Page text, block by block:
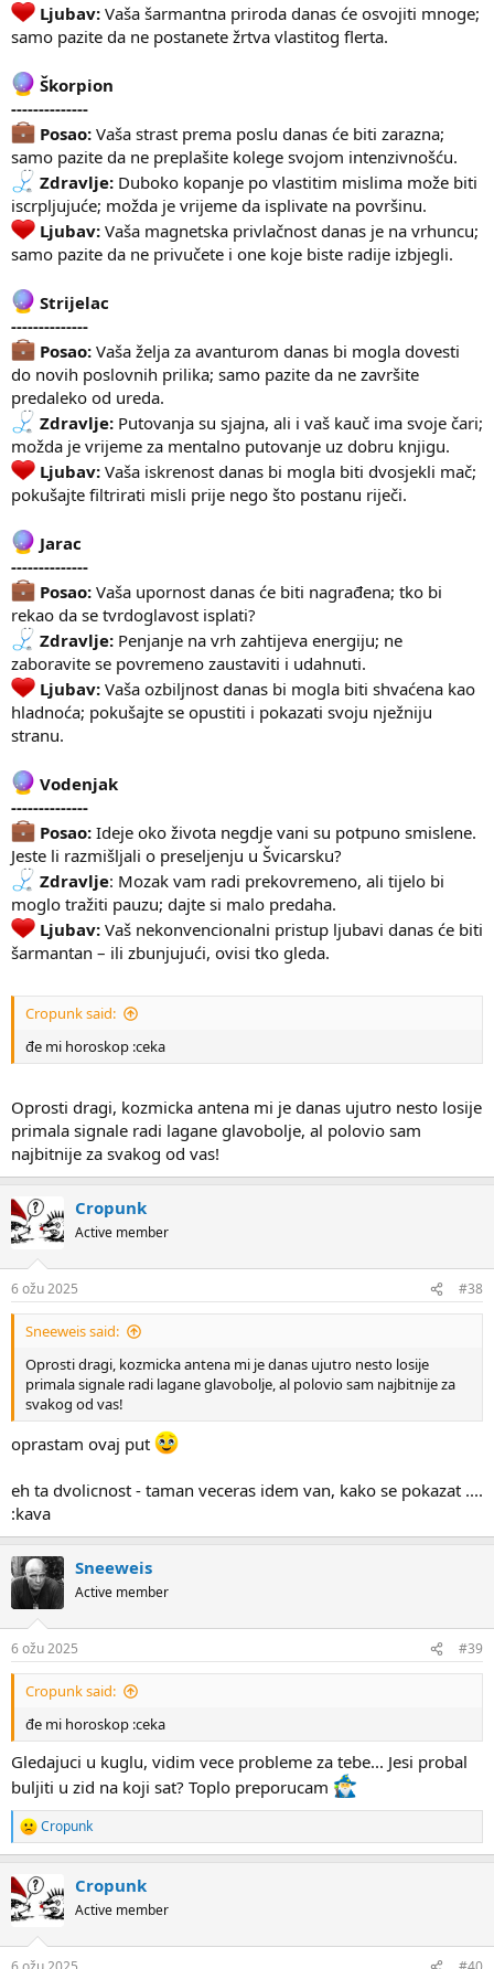
Ljubav: Vaša šarmantna priroda danas će osvojiti mnoge;
samo pazite da ne postanete žrtva vlastitog flerta.
Škorpion
--------------
Posao: Vaša strast prema poslu danas će biti zarazna;
samo pazite da ne preplašite kolege svojom intenzivnošću.
Zdravlje: Duboko kopanje po vlastitim mislima može biti
iscrpljujuće; možda je vrijeme da isplivate na površinu.
Ljubav: Vaša magnetska privlačnost danas je na vrhuncu;
samo pazite da ne privučete i one koje biste radije izbjegli.
Strijelac
--------------
Posao: Vaša želja za avanturom danas bi mogla dovesti
do novih poslovnih prilika; samo pazite da ne završite
predaleko od ureda.
Zdravlje: Putovanja su sjajna, ali i vaš kauč ima svoje čari;
možda je vrijeme za mentalno putovanje uz dobru knjigu.
Ljubav: Vaša iskrenost danas bi mogla biti dvosjekli mač;
pokušajte filtrirati misli prije nego što postanu riječi.
Jarac
--------------
Posao: Vaša upornost danas će biti nagrađena; tko bi
rekao da se tvrdoglavost isplati?
Zdravlje: Penjanje na vrh zahtijeva energiju; ne
zaboravite se povremeno zaustaviti i udahnuti.
Ljubav: Vaša ozbiljnost danas bi mogla biti shvaćena kao
hladnoća; pokušajte se opustiti i pokazati svoju nježniju
stranu.
Vodenjak
--------------
Posao: Ideje oko života negdje vani su potpuno smislene.
Jeste li razmišljali o preseljenju u Švicarsku?
Zdravlje: Mozak vam radi prekovremeno, ali tijelo bi
moglo tražiti pauzu; dajte si malo predaha.
Ljubav: Vaš nekonvencionalni pristup ljubavi danas će biti
šarmantan – ili zbunjujući, ovisi tko gleda.
Cropunk said:
đe mi horoskop :ceka
Oprosti dragi, kozmicka antena mi je danas ujutro nesto losije
primala signale radi lagane glavobolje, al polovio sam
najbitnije za svakog od vas!
Cropunk
Active member
6 ožu 2025 #38
Sneeweis said:
Oprosti dragi, kozmicka antena mi je danas ujutro nesto losije
primala signale radi lagane glavobolje, al polovio sam najbitnije za
svakog od vas!
oprastam ovaj put
eh ta dvolicnost - taman veceras idem van, kako se pokazat ....
:kava
Sneeweis
Active member
6 ožu 2025 #39
Cropunk said:
đe mi horoskop :ceka
Gledajuci u kuglu, vidim vece probleme za tebe... Jesi probal
buljiti u zid na koji sat? Toplo preporucam
R
e
c
t
i
Cropunk
Cropunk
Active member